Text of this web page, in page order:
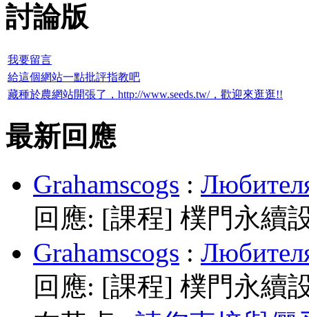
討論版
我要留言
給這個網站一點批評指教吧
藏種於農網站開張了，http://www.seeds.tw/，歡迎來逛逛!!
最新回應
Grahamscogs :
回應: [課程] 樸門永續
Grahamscogs :
回應: [課程] 樸門永續